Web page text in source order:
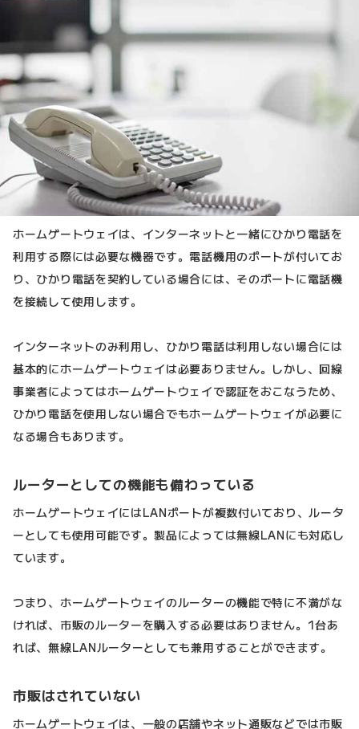
ホームゲートウェイは、インターネットと一緒にひかり電話を
利用する際には必要な機器です。電話機用のポートが付いてお
り、ひかり電話を契約している場合には、そのポートに電話機
を接続して使用します。
インターネットのみ利用し、ひかり電話は利用しない場合には
基本的にホームゲートウェイは必要ありません。しかし、回線
事業者によってはホームゲートウェイで認証をおこなうため、
ひかり電話を使用しない場合でもホームゲートウェイが必要に
なる場合もあります。
ルーターとしての機能も備わっている
ホームゲートウェイにはLANポートが複数付いており、ルータ
ーとしても使用可能です。製品によっては無線LANにも対応し
ています。
つまり、ホームゲートウェイのルーターの機能で特に不満がな
ければ、市販のルーターを購入する必要はありません。1台あ
れば、無線LANルーターとしても兼用することができます。
市販はされていない
ホームゲートウェイは、一般の店舗やネット通販などでは市販